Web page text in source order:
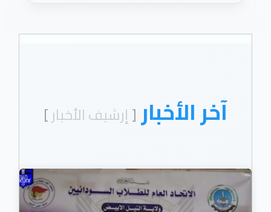
آخر الأخبار [إرشيف الأخبار]